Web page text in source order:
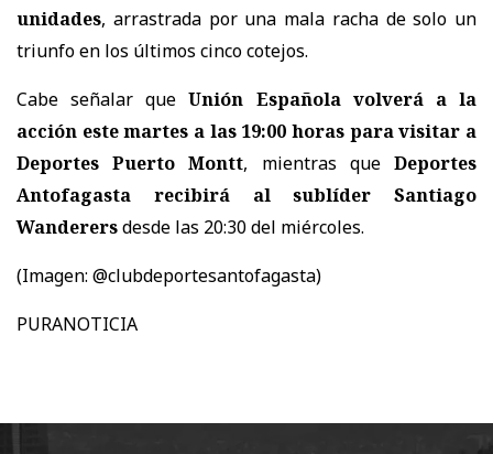
unidades, arrastrada por una mala racha de solo un
triunfo en los últimos cinco cotejos.
Cabe señalar queUnión Española volverá a la
acción este martes a las 19:00 horas para visitar a
Deportes Puerto Montt, mientras queDeportes
Antofagasta recibirá al sublíder Santiago
Wanderersdesde las 20:30 del miércoles.
(Imagen: @clubdeportesantofagasta)
PURANOTICIA